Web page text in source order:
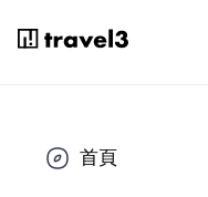
首頁